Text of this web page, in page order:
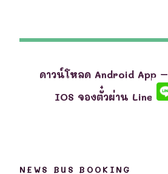
ดาวน์โหลด Android App –
IOS จองตั๋วผ่าน Line
NEWS BUS BOOKING